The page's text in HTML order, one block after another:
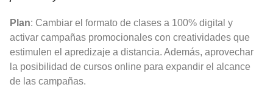
Plan: Cambiar el formato de clases a 100% digital y
activar campañas promocionales con creatividades que
estimulen el apredizaje a distancia. Además, aprovechar
la posibilidad de cursos online para expandir el alcance
de las campañas.